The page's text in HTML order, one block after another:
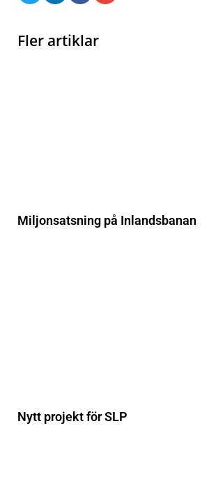
Fler artiklar
Miljonsatsning på Inlandsbanan
Nytt projekt för SLP